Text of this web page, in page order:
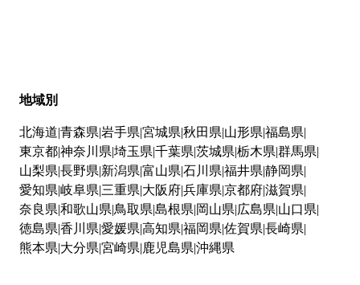
地域別
北海道 青森県 岩手県 宮城県 秋田県 山形県 福島県
東京都神奈川県 埼玉県 千葉県 茨城県 栃木県 群馬県
山梨県 長野県 新潟県 富山県 石川県 福井県 静岡県
愛知県 岐阜県 三重県 大阪府兵庫県 京都府滋賀県
奈良県 和歌山県 鳥取県 島根県 岡山県 広島県 山口県
徳島県 香川県 愛媛県 高知県 福岡県 佐賀県 長崎県
熊本県 大分県 宮崎県 鹿児島県 沖縄県